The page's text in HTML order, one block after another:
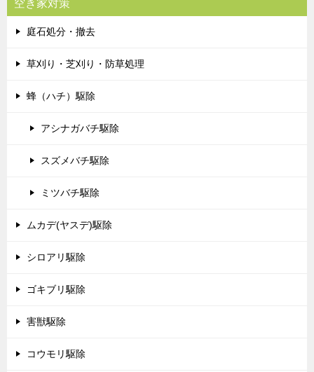
空き家対策
庭石処分・撤去
草刈り・芝刈り・防草処理
蜂（ハチ）駆除
アシナガバチ駆除
スズメバチ駆除
ミツバチ駆除
ムカデ(ヤスデ)駆除
シロアリ駆除
ゴキブリ駆除
害獣駆除
コウモリ駆除